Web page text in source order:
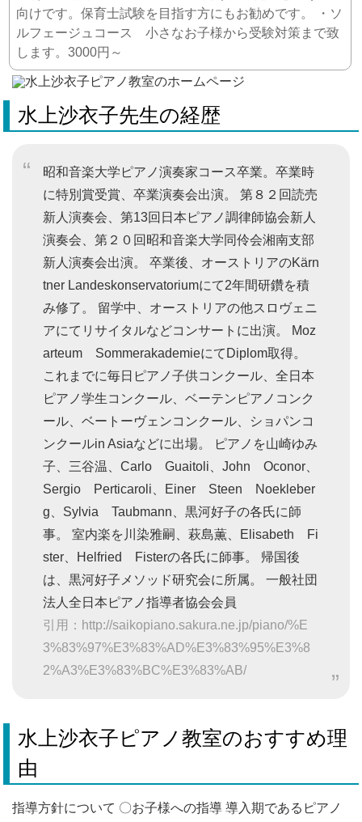
向けです。保育士試験を目指す方にもお勧めです。 ・ソ
ルフェージュコース 小さなお子様から受験対策まで致
します。3000円～
水上沙衣子先生の経歴
昭和音楽大学ピアノ演奏家コース卒業。卒業時
に特別賞受賞、卒業演奏会出演。 第８２回読売
新人演奏会、第13回日本ピアノ調律師協会新人
演奏会、第２０回昭和音楽大学同伶会湘南支部
新人演奏会出演。 卒業後、オーストリアのKärn
tner Landeskonservatoriumにて2年間研鑽を積
み修了。 留学中、オーストリアの他スロヴェニ
アにてリサイタルなどコンサートに出演。 Moz
arteum SommerakademieにてDiplom取得。
これまでに毎日ピアノ子供コンクール、全日本
ピアノ学生コンクール、ベーテンピアノコンク
ール、ベートーヴェンコンクール、ショパンコ
ンクールin Asiaなどに出場。 ピアノを山崎ゆみ
子、三谷温、Carlo Guaitoli、John Oconor、
Sergio Perticaroli、Einer Steen Noekleber
g、Sylvia Taubmann、黒河好子の各氏に師
事。 室内楽を川染雅嗣、萩島薫、Elisabeth Fi
ster、Helfried Fisterの各氏に師事。 帰国後
は、黒河好子メソッド研究会に所属。 一般社団
法人全日本ピアノ指導者協会会員
引用：http://saikopiano.sakura.ne.jp/piano/%E
3%83%97%E3%83%AD%E3%83%95%E3%8
2%A3%E3%83%BC%E3%83%AB/
水上沙衣子ピアノ教室のおすすめ理
由
指導方針について 〇お子様への指導 導入期であるピアノ